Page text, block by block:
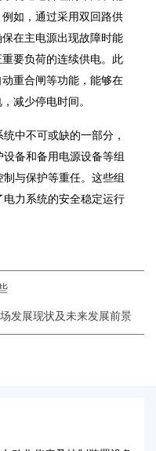
如，通过采用双回路供
在主电源出现故障时能
要负荷的连续供电。此
重合闸等功能，能够在
减少停电时间。
中不可或缺的一部分，
备和备用电源设备等组
与保护等重任。这些组
力系统的安全稳定运行
发展现状及未来发展前景